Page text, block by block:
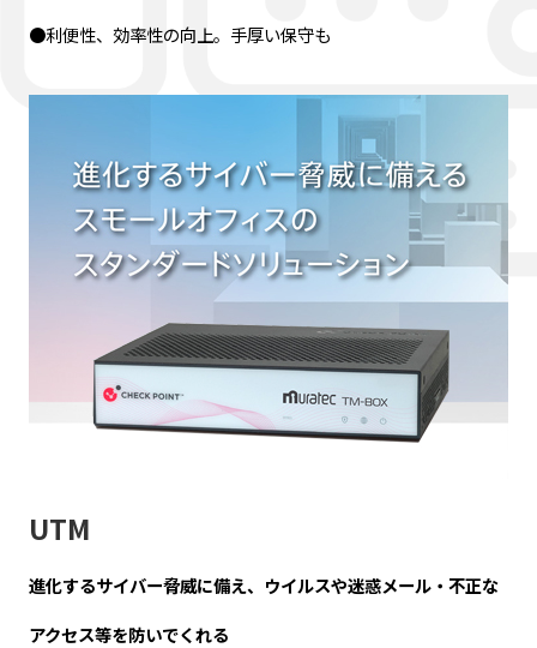
●利便性、効率性の向上。手厚い保守も
UTM
進化するサイバー脅威に備え、ウイルスや迷惑メール・不正な
アクセス等を防いでくれる